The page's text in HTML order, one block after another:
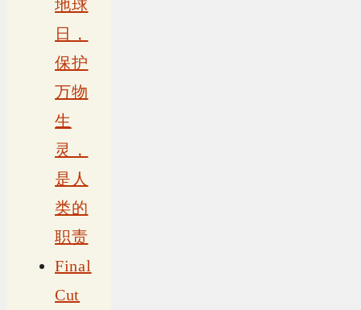
地球
日，
保护
万物
生
灵，
是人
类的
职责
Final
Cut